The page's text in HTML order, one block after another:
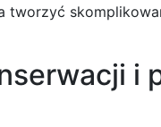
tworzyć
i